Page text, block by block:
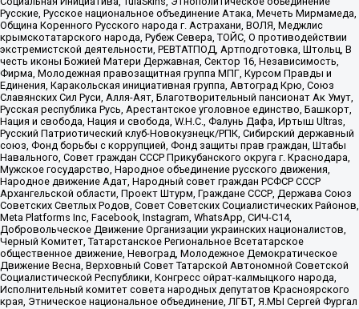
Русские, Русское национальное объединение Атака, Мечеть Мирмамеда,
Община Коренного Русского народа г. Астрахани, ВОЛЯ, Меджлис
крымскотатарского народа, Рубеж Севера, ТОЙС, О противодействии
экстремистской деятельности, РЕВТАТПОД, Артподготовка, Штольц, В
честь иконы Божией Матери Державная, Сектор 16, Независимость,
Фирма, Молодежная правозащитная группа МПГ, Курсом Правды и
Единения, Каракольская инициативная группа, Автоград Крю, Союз
Славянских Сил Руси, Алля-Аят, Благотворительный пансионат Ак Умут,
Русская республика Русь, Арестантское уголовное единство, Башкорт,
Нация и свобода, Нация и свобода, W.H.С., Фалунь Дафа, Иртыш Ultras,
Русский Патриотический клуб-Новокузнецк/РПК, Сибирский державный
союз, Фонд борьбы с коррупцией, Фонд защиты прав граждан, Штабы
Навального, Совет граждан СССР Прикубанского округа г. Краснодара,
Мужское государство, Народное объединение русского движения,
Народное движение Адат, Народный совет граждан РСФСР СССР
Архангельской области, Проект Штурм, Граждане СССР, Держава Союз
Советских Светлых Родов, Совет Советских Социалистических Районов,
Meta Platforms Inc, Facebook, Instagram, WhatsApp, СИЧ-С14,
Добровольческое Движение Организации украинских националистов,
Черный Комитет, Татарстанское Региональное Всетатарское
общественное движение, Невоград, Молодежное Демократическое
Движение Весна, Верховный Совет Татарской Автономной Советской
Социалистической Республики, Конгресс ойрат-калмыцкого народа,
Исполнительный комитет совета народных депутатов Красноярского
края, Этническое национальное объединение, ЛГБТ, Я.МЫ Сергей Фургал